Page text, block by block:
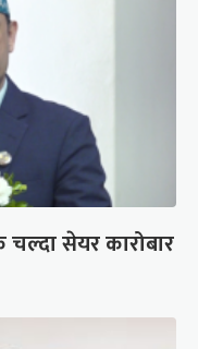
सेयर कारोबार